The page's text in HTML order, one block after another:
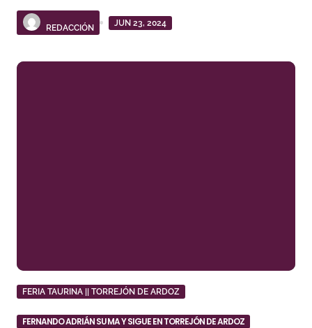
REDACCIÓN
JUN 23, 2024
FERIA TAURINA || TORREJÓN DE ARDOZ
FERNANDO ADRIÁN SUMA Y SIGUE EN TORREJÓN DE ARDOZ